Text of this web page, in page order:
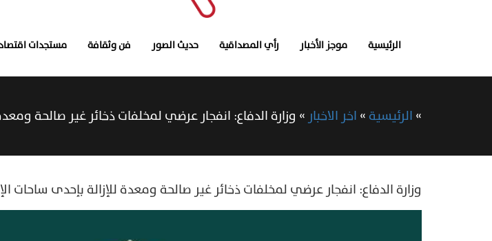
الرئيسية موجز الأخبار رأي المصداقية حديث الصور فن وثقافة مستجدات
»الرئيسية»اخر الاخبار » وزارة الدفاع: انفجار عرضي لمخلفات ذخائر غير صالحة
وزارة الدفاع: انفجار عرضي لمخلفات ذخائر غير صالحة ومعدة للإزالة بإحدى ساحات